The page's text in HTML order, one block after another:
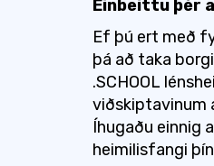
Einbeittu þér
Ef þú ert með
þá að taka
.SCHOOL
viðskiptavinum
Íhugaðu einnig
heimilisfangi